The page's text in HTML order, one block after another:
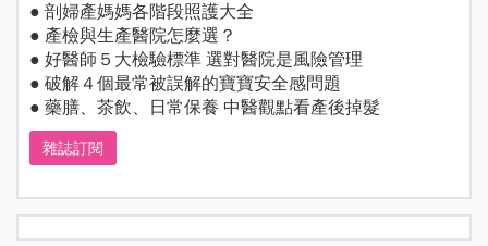
● 剖婦產媽媽各階段照護大全
● 產檢與生產醫院怎麼選？
● 好醫師５大檢驗標準 選對醫院是風險管理
● 破解４個最常被誤解的寶寶安全感問題
● 藥膳、茶飲、日常保養 中醫觀點看產後掉髮
雜誌訂閱